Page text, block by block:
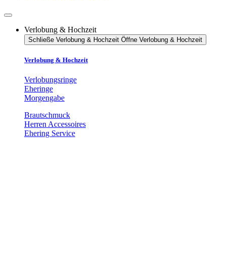
Verlobung & Hochzeit
Schließe Verlobung & Hochzeit Öffne Verlobung & Hochzeit
Verlobung & Hochzeit
Verlobungsringe
Eheringe
Morgengabe
Brautschmuck
Herren Accessoires
Ehering Service